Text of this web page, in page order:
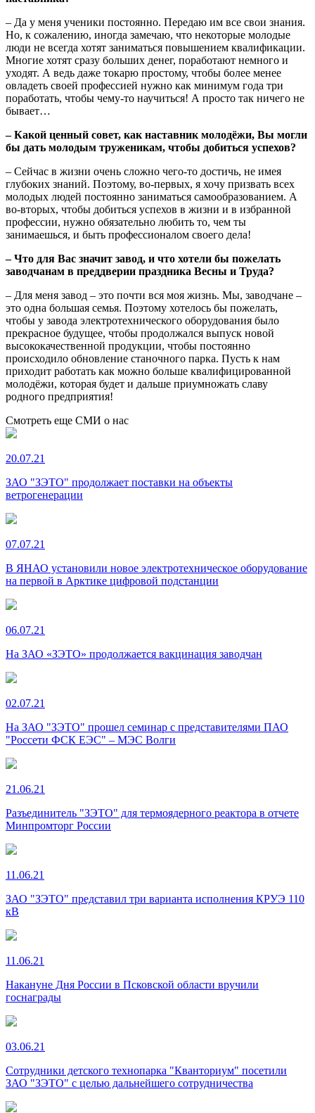
– Да у меня ученики постоянно. Передаю им все свои знания.
Но, к сожалению, иногда замечаю, что некоторые молодые
люди не всегда хотят заниматься повышением квалификации.
Многие хотят сразу больших денег, поработают немного и
уходят. А ведь даже токарю простому, чтобы более менее
овладеть своей профессией нужно как минимум года три
поработать, чтобы чему-то научиться! А просто так ничего не
бывает…
– Какой ценный совет, как наставник молодёжи, Вы могли
бы дать молодым труженикам, чтобы добиться успехов?
– Сейчас в жизни очень сложно чего-то достичь, не имея
глубоких знаний. Поэтому, во-первых, я хочу призвать всех
молодых людей постоянно заниматься самообразованием. А
во-вторых, чтобы добиться успехов в жизни и в избранной
профессии, нужно обязательно любить то, чем ты
занимаешься, и быть профессионалом своего дела!
– Что для Вас значит завод, и что хотели бы пожелать
заводчанам в преддверии праздника Весны и Труда?
– Для меня завод – это почти вся моя жизнь. Мы, заводчане –
это одна большая семья. Поэтому хотелось бы пожелать,
чтобы у завода электротехнического оборудования было
прекрасное будущее, чтобы продолжался выпуск новой
высококачественной продукции, чтобы постоянно
происходило обновление станочного парка. Пусть к нам
приходит работать как можно больше квалифицированной
молодёжи, которая будет и дальше приумножать славу
родного предприятия!
Смотреть еще СМИ о нас
20.07.21
ЗАО "ЗЭТО" продолжает поставки на объекты
ветрогенерации
07.07.21
В ЯНАО установили новое электротехническое оборудование
на первой в Арктике цифровой подстанции
06.07.21
На ЗАО «ЗЭТО» продолжается вакцинация заводчан
02.07.21
На ЗАО "ЗЭТО" прошел семинар с представителями ПАО
"Россети ФСК ЕЭС" – МЭС Волги
21.06.21
Разъединитель "ЗЭТО" для термоядерного реактора в отчете
Минпромторг России
11.06.21
ЗАО "ЗЭТО" представил три варианта исполнения КРУЭ 110
кВ
11.06.21
Накануне Дня России в Псковской области вручили
госнаграды
03.06.21
Сотрудники детского технопарка "Кванториум" посетили
ЗАО "ЗЭТО" с целью дальнейшего сотрудничества